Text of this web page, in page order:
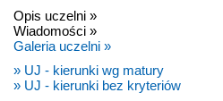
Opis uczelni »
Wiadomości »
Galeria uczelni »
» UJ - kierunki wg matury
» UJ - kierunki bez kryteriów